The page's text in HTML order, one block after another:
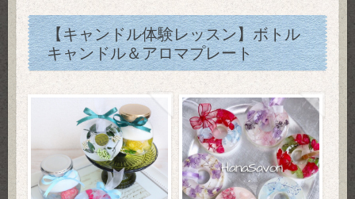
【キャンドル体験レッスン】ボトル
キャンドル＆アロマプレート